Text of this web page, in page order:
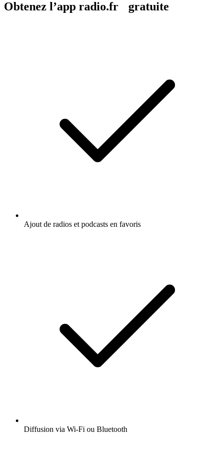
Obtenez l’app radio.fr gratuite
Ajout de radios et podcasts en favoris
Diffusion via Wi-Fi ou Bluetooth